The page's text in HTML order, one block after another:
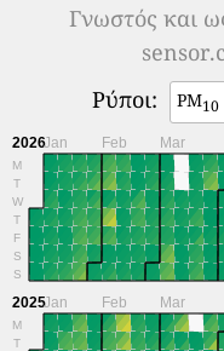
Γνωστός και
Ρύποι:
PM10
2026
M
T
W
T
F
S
S
Jan Feb Mar
2025
M
T
Jan Feb Mar